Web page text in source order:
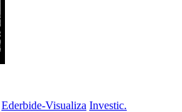
Ederbide-Visualiza Investic.